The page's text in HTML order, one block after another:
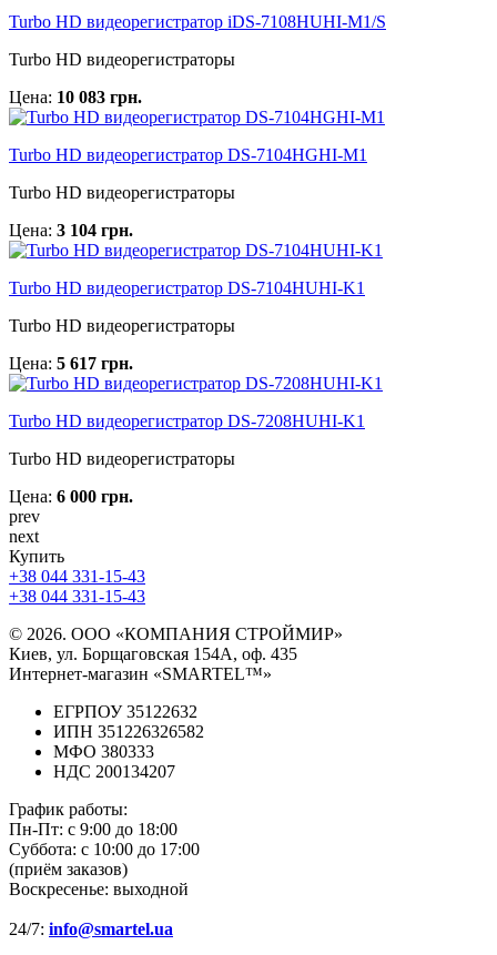
Turbo HD видеорегистратор iDS-7108HUHI-M1/S
Turbo HD видеорегистраторы
Цена: 10 083 грн.
Turbo HD видеорегистратор DS-7104HGHI-M1
Turbo HD видеорегистраторы
Цена: 3 104 грн.
Turbo HD видеорегистратор DS-7104HUHI-K1
Turbo HD видеорегистраторы
Цена: 5 617 грн.
Turbo HD видеорегистратор DS-7208HUHI-K1
Turbo HD видеорегистраторы
Цена: 6 000 грн.
prev
next
Купить
+38 044 331-15-43
+38 044 331-15-43
© 2026. ООО «КОМПАНИЯ СТРОЙМИР»
Киев, ул. Борщаговская 154А, оф. 435
Интернет-магазин «SMARTEL™»
ЕГРПОУ 35122632
ИПН 351226326582
МФО 380333
НДС 200134207
График работы:
Пн-Пт: с 9:00 до 18:00
Суббота: с 10:00 до 17:00
(приём заказов)
Воскресенье: выходной
24/7: info@smartel.ua